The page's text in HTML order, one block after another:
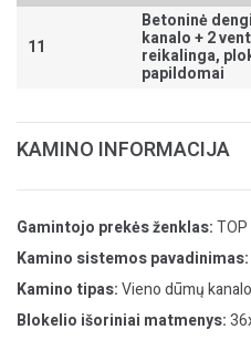
11
Betoninė
kanalo + 2
reikalinga,
papildomai
KAMINO INFORMACIJA
Gamintojo prekės ženklas:
Kamino sistemos pavadinimas:
Kamino tipas:Vieno dūmų
Blokelio išoriniai matmenys: